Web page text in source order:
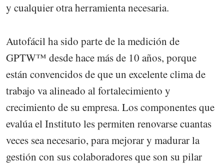
y cualquier otra herramienta necesaria.
Autofácil ha sido parte de la medición de
GPTW™ desde hace más de 10 años, porque
están convencidos de que un excelente clima de
trabajo va alineado al fortalecimiento y
crecimiento de su empresa. Los componentes que
evalúa el Instituto les permiten renovarse cuantas
veces sea necesario, para mejorar y madurar la
gestión con sus colaboradores que son su pilar